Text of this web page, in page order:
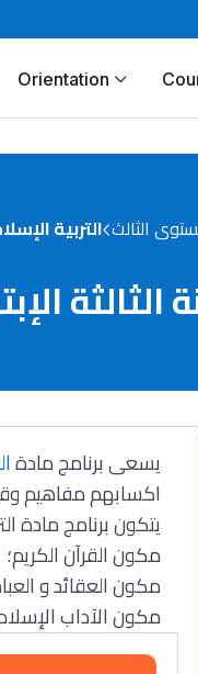
Orientation
الثالث التربية
الثالثة
يسعى برنامج مادة
اكسابهم مفاهيم
يتكون برنامج مادة
مكون القرآن الكريم؛
مكون العقائد و
مكون الآداب